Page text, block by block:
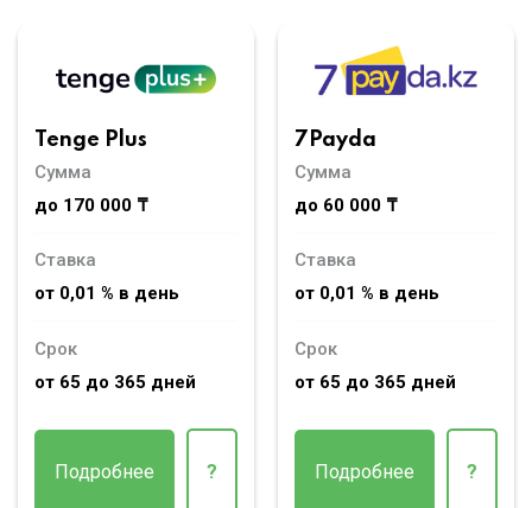
Tenge Plus
Сумма
до 170 000 ₸
Ставка
от 0,01 % в день
Срок
от 65 до 365 дней
Подробнее ?
7Payda
Сумма
до 60 000 ₸
Ставка
от 0,01 % в день
Срок
от 65 до 365 дней
Подробнее ?